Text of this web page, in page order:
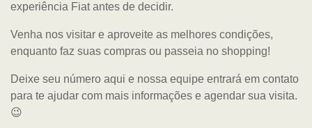
experiência Fiat antes de decidir.
Venha nos visitar e aproveite as melhores condições,
enquanto faz suas compras ou passeia no shopping!
Deixe seu número aqui e nossa equipe entrará em contato
para te ajudar com mais informações e agendar sua visita.
😉